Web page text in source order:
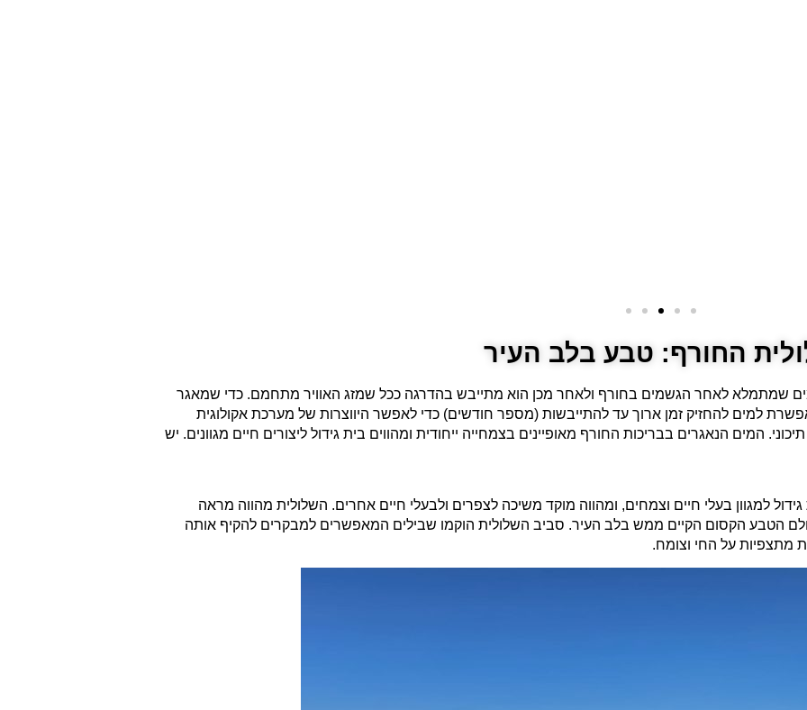
החורף: טבע בלב העיר
מים שמתמלא לאחר הגשמים בחורף ולאחר מכן הוא מתייבש בהדרגה ככל שמזג האוויר מתחמם. כדי שמאגר
למים להחזיק זמן ארוך עד להתייבשות (מספר חודשים) כדי לאפשר היווצרות של מערכת אקולוגית
המים הנאגרים בבריכות החורף מאופיינים בצמחייה ייחודית ומהווים בית גידול ליצורים חיים מגוונים. יש
למגוון בעלי חיים וצמחים, ומהווה מוקד משיכה לצפרים ולבעלי חיים אחרים. השלולית מהווה מראה
הטבע הקסום הקיים ממש בלב העיר. סביב השלולית הוקמו שבילים המאפשרים למבקרים להקיף אותה
מתצפיות על החי וצומח.